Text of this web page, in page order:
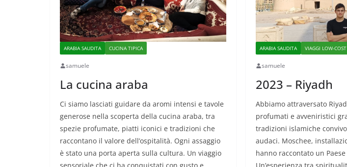
ARABIA SAUDITA CUCINA TIPICA
samuele
La cucina araba
Ci siamo lasciati guidare da aromi intensi e tavole
generose nella scoperta della cucina araba, tra
spezie profumate, piatti iconici e tradizioni che
raccontano il valore dell’ospitalità. Ogni assaggio
è stato una porta aperta sulla cultura. Un viaggio
ARABIA SAUDITA VIAGGI LOW-COST
samuele
2023 – Riyadh
Abbiamo attraversato
profumati e avveniristici
tradizioni islamiche
audaci. Moschee,
hanno raccontato un